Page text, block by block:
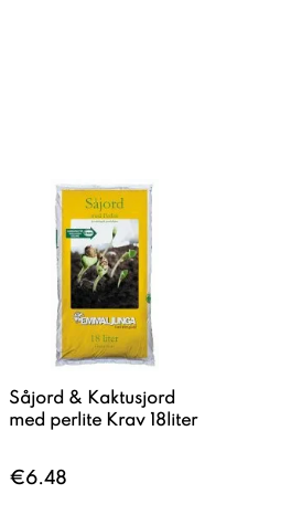
Såjord & Kaktusjord
med perlite Krav 18liter
€6.48